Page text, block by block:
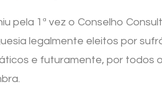
pela 1ª vez o Conselho
legalmente eleitos por
e futuramente, por todos